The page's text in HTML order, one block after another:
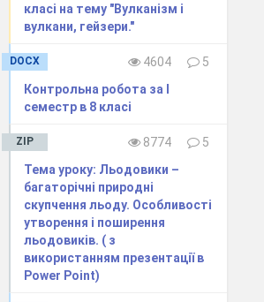
класі на тему "Вулканізм і
вулкани, гейзери."
DOCX 4604
5
Контрольна робота за I
семестр в 8 класі
ZIP 8774
5
Тема уроку: Льодовики –
багаторічні природні
скупчення льоду. Особливості
утворення і поширення
льодовиків. ( з
використанням презентації в
Power Point)